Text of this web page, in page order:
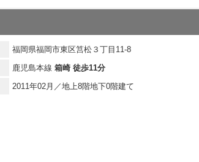
福岡県福岡市東区筥松３丁目11-8
鹿児島本線 箱崎 徒歩11分
2011年02月／地上8階地下0階建て